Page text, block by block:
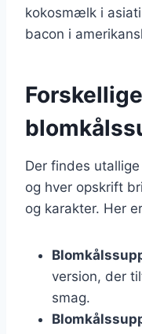
kokosmælk i
bacon i
Der findes
og hver opskrift
og karakter. Her
version, der
smag.